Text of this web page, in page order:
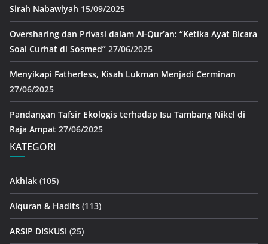
Sirah Nabawiyah 15/09/2025
Oversharing dan Privasi dalam Al-Qur’an: “Ketika Ayat Bicara
Soal Curhat di Sosmed” 27/06/2025
Menyikapi Fatherless, Kisah Lukman Menjadi Cerminan
27/06/2025
Pandangan Tafsir Ekologis terhadap Isu Tambang Nikel di
Raja Ampat 27/06/2025
KATEGORI
Akhlak (105)
Alquran & Hadits (113)
ARSIP DISKUSI (25)